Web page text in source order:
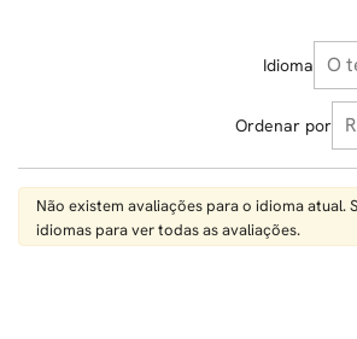
Idioma
Ordenar por
Não existem avaliações para o idioma atual.
idiomas para ver todas as avaliações.